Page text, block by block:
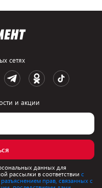
сетях
и акции
данных для
рассылки в соответствии с
разъяснением прав, связанных с